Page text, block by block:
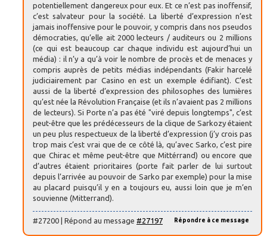
potentiellement dangereux pour eux. Et ce n’est pas inoffensif,
c’est salvateur pour la société. La liberté d’expression n’est
jamais inoffensive pour le pouvoir, y compris dans nos pseudos
démocraties, qu’elle ait 2000 lecteurs / auditeurs ou 2 millions
(ce qui est beaucoup car chaque individu est aujourd’hui un
média) : il n’y a qu’à voir le nombre de procès et de menaces y
compris auprès de petits médias indépendants (Fakir harcelé
judiciairement par Casino en est un exemple édifiant). C’est
aussi de la liberté d’expression des philosophes des lumières
qu’est née la Révolution Française (et ils n’avaient pas 2 millions
de lecteurs). Si Porte n’a pas été "viré depuis longtemps", c’est
peut-être que les prédécesseurs de la clique de Sarkozy étaient
un peu plus respectueux de la liberté d’expression (j’y crois pas
trop mais c’est vrai que de ce côté là, qu’avec Sarko, c’est pire
que Chirac et même peut-être que Mittérrand) ou encore que
d’autres étaient prioritaires (porte fait parler de lui surtout
depuis l’arrivée au pouvoir de Sarko par exemple) pour la mise
au placard puisqu’il y en a toujours eu, aussi loin que je m’en
souvienne (Mitterrand).
Répondre à ce message
#27200 | Répond au message #27197